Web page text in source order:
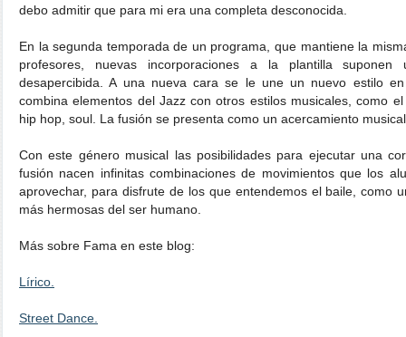
debo admitir que para mi era una completa desconocida.
En la segunda temporada de un programa, que mantiene la
profesores, nuevas incorporaciones a la plantilla
desapercibida. A una nueva cara se le une un nuevo estilo
combina elementos del Jazz con otros estilos musicales, como
hip hop, soul. La fusión se presenta como un acercamiento
Con este género musical las posibilidades para ejecutar una
fusión nacen infinitas combinaciones de movimientos que los
aprovechar, para disfrute de los que entendemos el baile, como
más hermosas del ser humano.
Más sobre Fama en este blog:
Lírico.
Street Dance.